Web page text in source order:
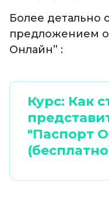
Более детально
предложением
Онлайн” :
Курс: Как
"Паспорт